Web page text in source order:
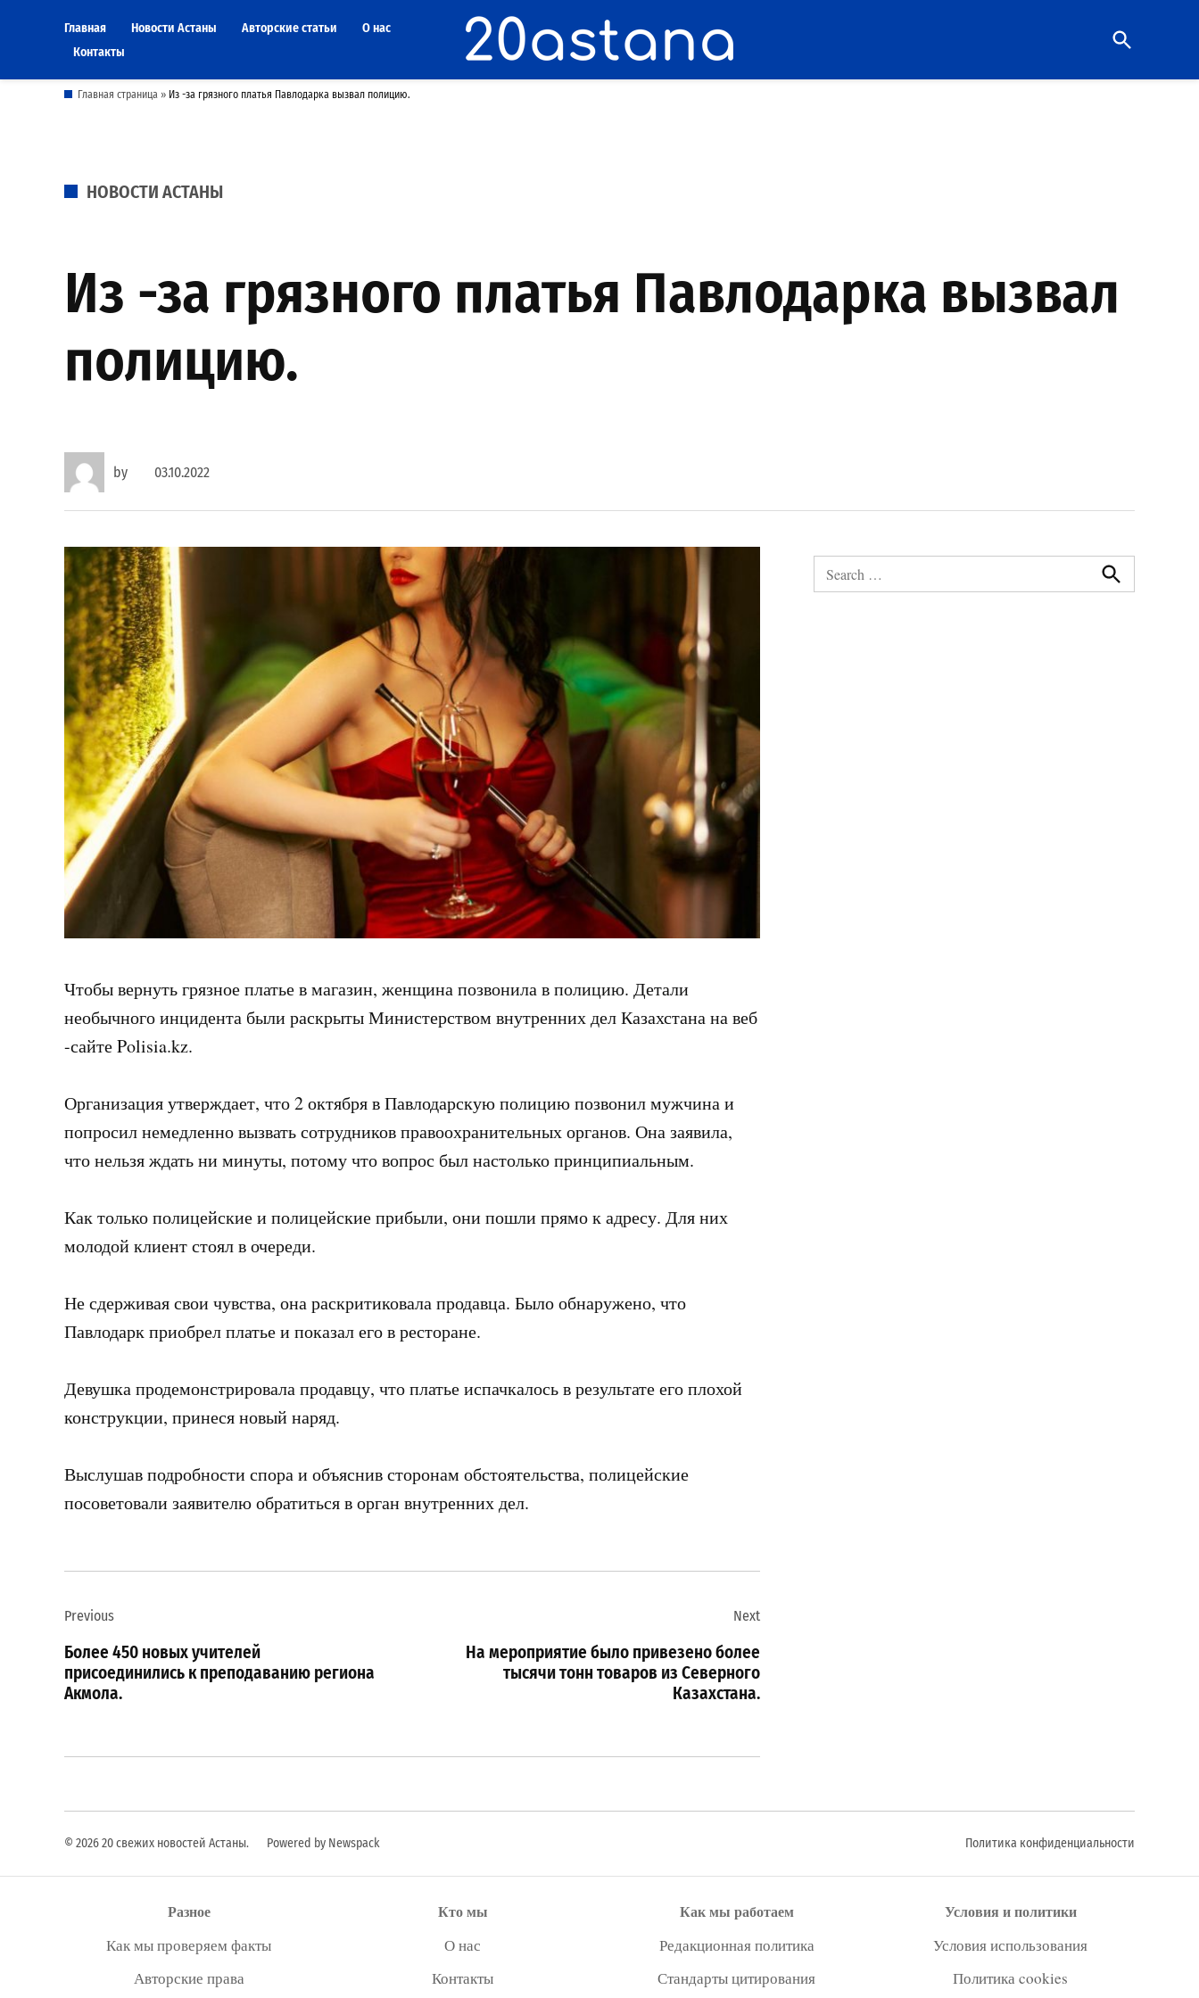
Главная Новости Астаны Авторские статьи
О нас
Контакты
Open
Search
Главная страница » Из -за грязного платья Павлодарка вызвал полицию.
POSTED
НОВОСТИ АСТАНЫ
Из -за грязного платья Павлодарка вызвал
полицию.
by 03.10.2022
Чтобы вернуть грязное платье в магазин, женщина позвонила в полицию. Детали
необычного инцидента были раскрыты Министерством внутренних дел Казахстана на веб
-сайте Polisia.kz.
Организация утверждает, что 2 октября в Павлодарскую полицию позвонил мужчина и
попросил немедленно вызвать сотрудников правоохранительных органов. Она заявила,
что нельзя ждать ни минуты, потому что вопрос был настолько принципиальным.
Как только полицейские и полицейские прибыли, они пошли прямо к адресу. Для них
молодой клиент стоял в очереди.
Не сдерживая свои чувства, она раскритиковала продавца. Было обнаружено, что
Павлодарк приобрел платье и показал его в ресторане.
Девушка продемонстрировала продавцу, что платье испачкалось в результате его плохой
конструкции, принеся новый наряд.
Выслушав подробности спора и объяснив сторонам обстоятельства, полицейские
посоветовали заявителю обратиться в орган внутренних дел.
по
записям
Previous
Более 450 новых учителей
присоединились к преподаванию региона
Акмола.
Next
На мероприятие было привезено более
тысячи тонн товаров из Северного
Казахстана.
Search
for:
Search
© 2026 20 свежих новостей Астаны. Powered by Newspack Политика конфиденциальности
Разное
Как мы проверяем факты
Авторские права
Кто мы
О нас
Контакты
Как мы работаем
Редакционная политика
Стандарты цитирования
Условия и политики
Условия использования
Политика cookies